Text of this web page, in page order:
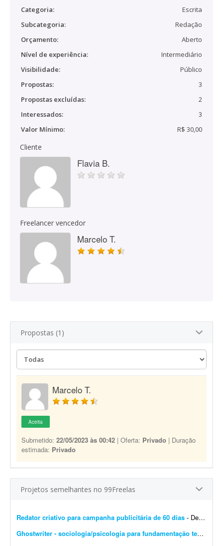
Categoria:
Escrita
Subcategoria:
Redação
Orçamento:
Aberto
Nível de experiência:
Intermediário
Visibilidade:
Público
Propostas:
3
Propostas excluídas:
2
Interessados:
3
Valor Mínimo:
R$ 30,00
Cliente
Flavia B.
Freelancer vencedor
Marcelo T.
Propostas (1)
Marcelo T.
Aceita
Submetido: 22/05/2023 às 00:42 | Oferta: Privado | Duração
estimada: Privado
Projetos semelhantes no 99Freelas
Redator criativo para campanha publicitária de 60 dias - Desenvolver supervisão editorial, definição de objetivos, escrita de títulos e blocos de texto e definição do estilo de campanha para uma campanha publicit...
Ghostwriter - sociologia/psicologia para fundamentação teórica